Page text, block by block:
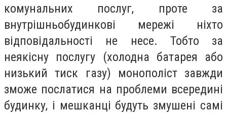
комунальних послуг, проте за
внутрішньобудинкові мережі ніхто
відповідальності не несе. Тобто за
неякісну послугу (холодна батарея або
низький тиск газу) монополіст завжди
зможе послатися на проблеми всередині
будинку, і мешканці будуть змушені самі